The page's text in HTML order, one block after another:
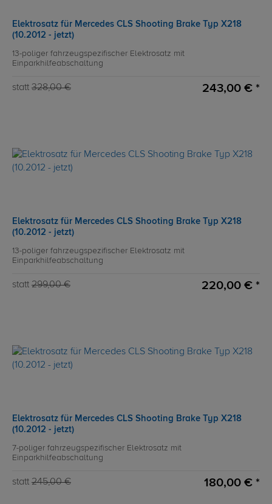
Elektrosatz für Mercedes CLS Shooting Brake Typ X218
(10.2012 - jetzt)
13-poliger fahrzeugspezifischer Elektrosatz mit
Einparkhilfeabschaltung
statt 328,00 € 243,00 € *
Elektrosatz für Mercedes CLS Shooting Brake Typ X218
(10.2012 - jetzt)
13-poliger fahrzeugspezifischer Elektrosatz mit
Einparkhilfeabschaltung
statt 299,00 € 220,00 € *
Elektrosatz für Mercedes CLS Shooting Brake Typ X218
(10.2012 - jetzt)
7-poliger fahrzeugspezifischer Elektrosatz mit
Einparkhilfeabschaltung
statt 245,00 € 180,00 € *